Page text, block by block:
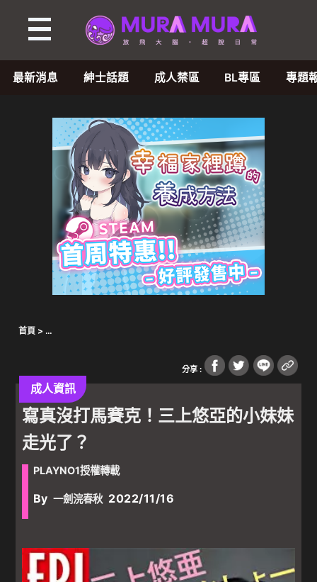
最新消息 紳士話題 成人禁區 BL專區 專題
首頁 >
framework/components/classes/code-block.class.php(133) :
eval()'d codeon line54
Warning : Undefined array key "" in/var/www/wordpress/wp-
content/plugins/oxygen/component-
framework/components/classes/code-block.class.php(133) :
eval()'d code
on line
: Attempt to read property "parent" on null in
/var/www/wordpress/wp-content/plugins/oxygen/component-
framework/components/classes/code-block.class.php(133) :
eval()'d code
分享 :
成人資訊
寫真沒打馬賽克！三上悠亞的小妹妹
走光了？
PLAYNO1授權轉載
By 一劍浣春秋 2022/11/16